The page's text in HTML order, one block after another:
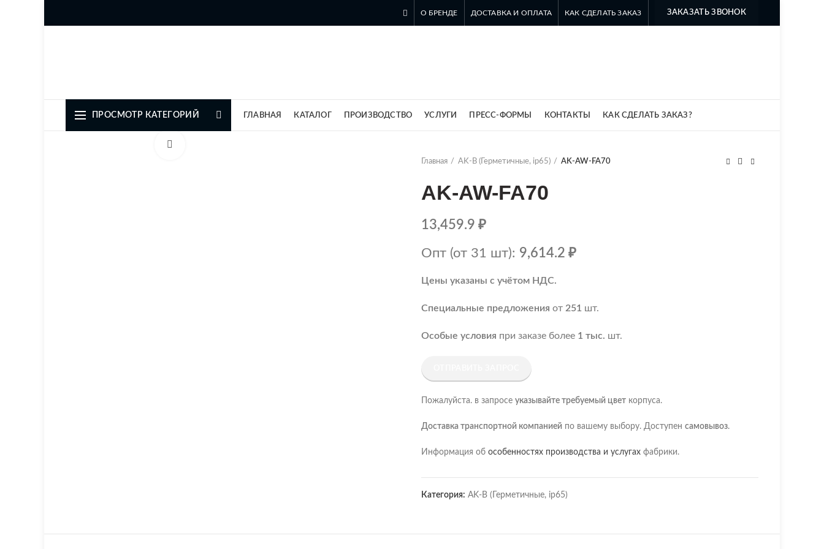
О БРЕНДЕ ДОСТАВКА И ОПЛАТА КАК СДЕЛАТЬ ЗАКАЗ ЗАКАЗАТЬ ЗВОНОК
ПРОСМОТР КАТЕГОРИЙ ГЛАВНАЯ КАТАЛОГ ПРОИЗВОДСТВО УСЛУГИ ПРЕСС-ФОРМЫ КОНТАКТЫ КАК СДЕЛАТЬ ЗАКАЗ?
Главная AK-B (Герметичные, ip65) AK-AW-FA70
AK-AW-FA70
13,459.9 ₽
Опт (от 31 шт): 9,614.2 ₽
Цены указаны с учётом НДС.
Специальные предложения от 251 шт.
Особые условия при заказе более 1 тыс. шт.
Пожалуйста. в запросе указывайте требуемый цвет корпуса.
Доставка транспортной компанией по вашему выбору. Доступен самовывоз.
Информация об особенностях производства и услугах фабрики.
Категория: AK-B (Герметичные, ip65)